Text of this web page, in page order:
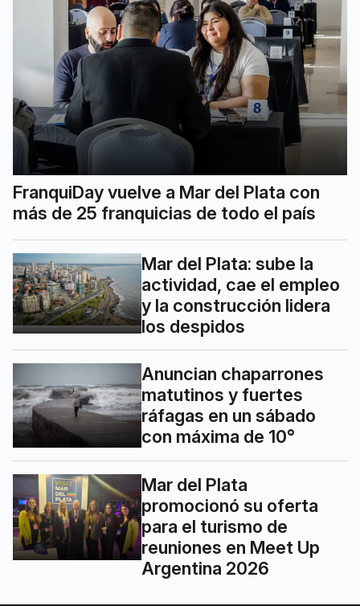
FranquiDay vuelve a Mar del Plata con
más de 25 franquicias de todo el país
Mar del Plata: sube la
actividad, cae el empleo
y la construcción lidera
los despidos
Anuncian chaparrones
matutinos y fuertes
ráfagas en un sábado
con máxima de 10°
Mar del Plata
promocionó su oferta
para el turismo de
reuniones en Meet Up
Argentina 2026